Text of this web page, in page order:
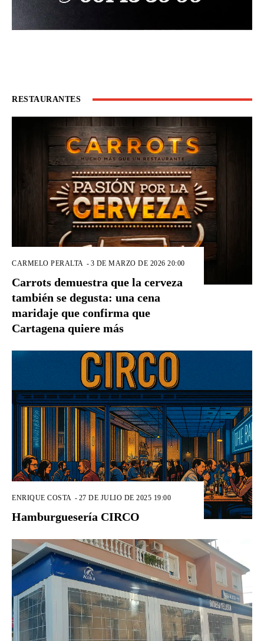
RESTAURANTES
CARMELO PERALTA - 3 DE MARZO DE 2026 20:00
Carrots demuestra que la cerveza
también se degusta: una cena
maridaje que confirma que
Cartagena quiere más
ENRIQUE COSTA - 27 DE JULIO DE 2025 19:00
Hamburguesería CIRCO